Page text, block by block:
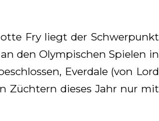
Fry liegt der Schwerpunkt
den Olympischen Spielen in
Everdale (von Lord
Züchtern dieses Jahr nur mit